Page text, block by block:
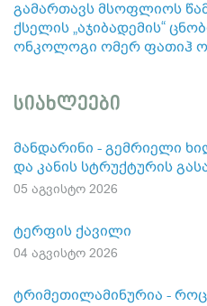
გამართავს მსოფლიოს
ქსელის „აჯიბადემის“
ონკოლოგი ომერ ფათიჰ
სიახლეები
მანდარინი - გემრიელი
და კანის სტრუქტურის
05 აგვისტო 2026
ტერფის ქავილი
04 აგვისტო 2026
ტრიმეთილამინურია -